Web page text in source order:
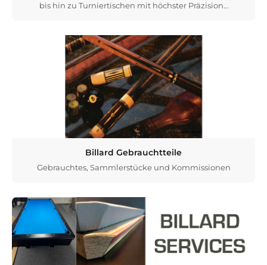
bis hin zu Turniertischen mit höchster Präzision…
Billard Gebrauchtteile
Gebrauchtes, Sammlerstücke und Kommissionen